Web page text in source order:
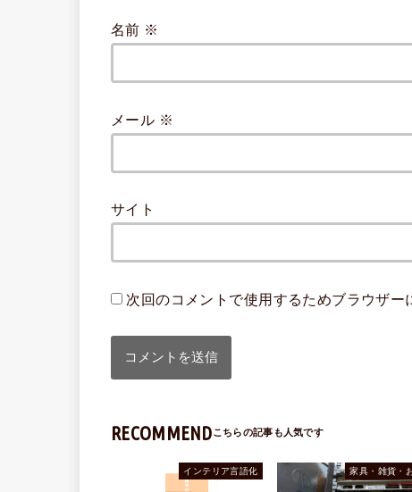
名前 ※
メール ※
サイト
次回のコメントで使用するためブラウザー
RECOMMEND
インテリア言語化 家具・雑貨・